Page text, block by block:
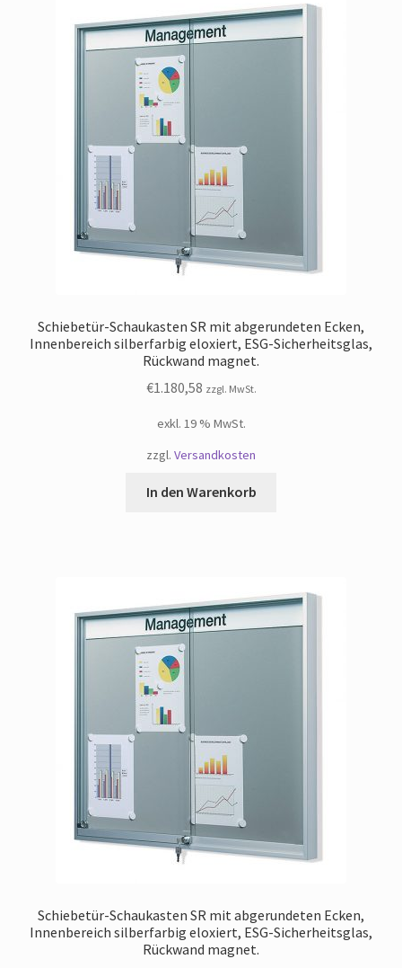
Schiebetür-Schaukasten SR mit abgerundeten Ecken,
Innenbereich silberfarbig eloxiert, ESG-Sicherheitsglas,
Rückwand magnet.
€1.180,58 zzgl. MwSt.
exkl. 19 % MwSt.
zzgl. Versandkosten
In den Warenkorb
Schiebetür-Schaukasten SR mit abgerundeten Ecken,
Innenbereich silberfarbig eloxiert, ESG-Sicherheitsglas,
Rückwand magnet.